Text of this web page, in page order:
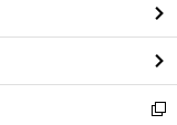
ド
ウ
で
開
く
新